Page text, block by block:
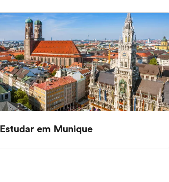
Estudar em Munique